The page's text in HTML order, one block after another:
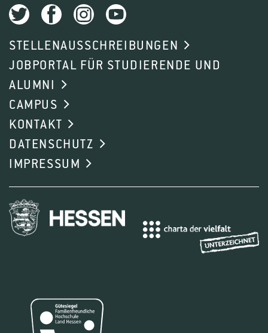
STELLENAUSSCHREIBUNGEN
JOBPORTAL FÜR STUDIERENDE UND
ALUMNI
CAMPUS
KONTAKT
DATENSCHUTZ
IMPRESSUM